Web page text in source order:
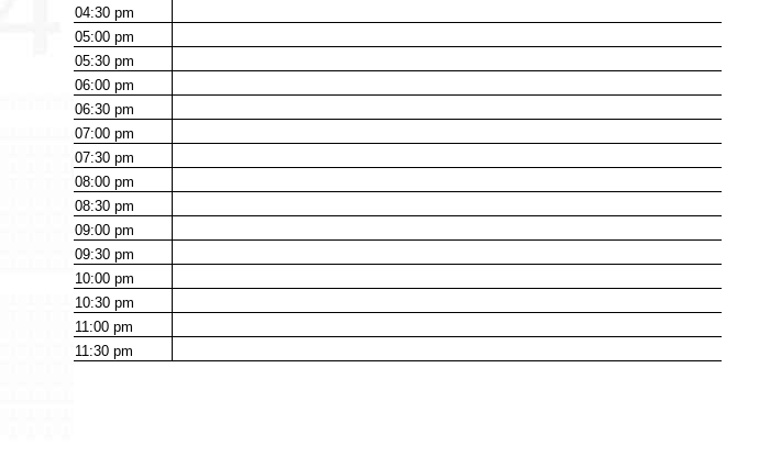
04:30pm
05:00pm
05:30pm
06:00pm
06:30pm
07:00pm
07:30pm
08:00pm
08:30pm
09:00pm
09:30pm
10:00pm
10:30pm
11:00pm
11:30pm